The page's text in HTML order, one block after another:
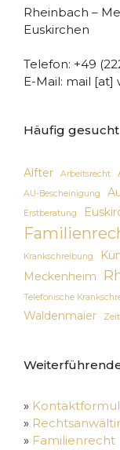
Rheinbach –
Euskirchen
Telefon: +49
E-Mail: mail
Häufig gesucht
Alfter Arbeitsrecht
AU-Bescheinigung
Erstberatung
Krankschreibung
Meckenheim
Telefonische
Waldenmaier
»
»
» Familienrecht